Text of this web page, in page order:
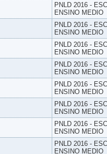
PNLD 2016 -
ENSINO MEDIO
PNLD 2016 -
ENSINO MEDIO
PNLD 2016 -
ENSINO MEDIO
PNLD 2016 -
ENSINO MEDIO
PNLD 2016 -
ENSINO MEDIO
PNLD 2016 -
ENSINO MEDIO
PNLD 2016 -
ENSINO MEDIO
PNLD 2016 -
ENSINO MEDIO